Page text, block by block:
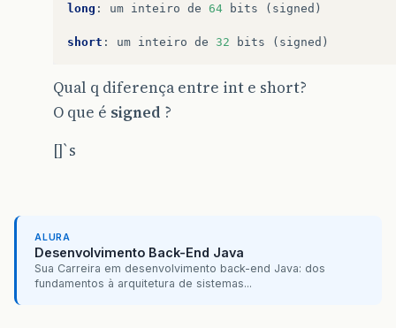
long : um inteiro de 64 bits ( signed )
short : um inteiro de 32 bits ( signed )
Qual q diferença entre int e short?
O que é signed ?
[]`s
ALURA
Desenvolvimento Back-End Java
Sua Carreira em desenvolvimento back-end Java: dos
fundamentos à arquitetura de sistemas...